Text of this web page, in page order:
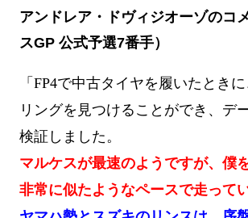
アンドレア・ドヴィジオーゾのコ
スGP 公式予選7番手）
「FP4で中古タイヤを履いたとき
リングを見つけることができ、デ
検証しました。
マルケスが最速のようですが、僕
非常に似たようなペースで走ってい